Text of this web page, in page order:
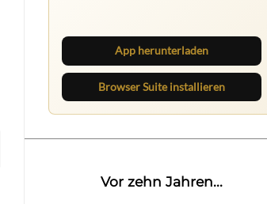
App herunterladen
Browser Suite installieren
Vor zehn Jahren...